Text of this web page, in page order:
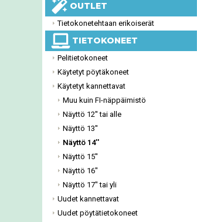
OUTLET
Tietokonetehtaan erikoiserät
TIETOKONEET
Pelitietokoneet
Käytetyt pöytäkoneet
Käytetyt kannettavat
Muu kuin FI-näppäimistö
Näyttö 12'' tai alle
Näyttö 13''
Näyttö 14''
Näyttö 15''
Näyttö 16''
Näyttö 17'' tai yli
Uudet kannettavat
Uudet pöytätietokoneet